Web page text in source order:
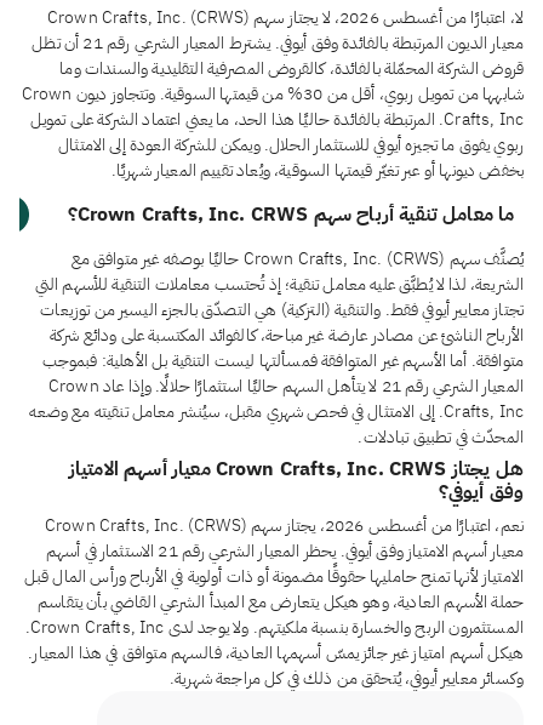
لا، اعتبارًا من أغسطس 2026، لا يجتاز سهم Crown Crafts, Inc. (CRWS)
معيار الديون المرتبطة بالفائدة وفق أيوفي. يشترط المعيار الشرعي رقم 21 أن تظل
قروض الشركة المحمّلة بالفائدة، كالقروض المصرفية التقليدية والسندات وما
شابهها من تمويل ربوي، أقل من 30% من قيمتها السوقية. وتتجاوز ديون Crown
Crafts, Inc. المرتبطة بالفائدة حاليًا هذا الحد، ما يعني اعتماد الشركة على تمويل
ربوي يفوق ما تجيزه أيوفي للاستثمار الحلال. ويمكن للشركة العودة إلى الامتثال
بخفض ديونها أو عبر تغيّر قيمتها السوقية، ويُعاد تقييم المعيار شهريًا.
ما معامل تنقية أرباح سهم Crown Crafts, Inc. CRWS؟
يُصنَّف سهم Crown Crafts, Inc. (CRWS) حاليًا بوصفه غير متوافق مع
الشريعة، لذا لا يُطبَّق عليه معامل تنقية؛ إذ تُحتسب معاملات التنقية للأسهم التي
تجتاز معايير أيوفي فقط. والتنقية (التزكية) هي التصدّق بالجزء اليسير من توزيعات
الأرباح الناشئ عن مصادر عارضة غير مباحة، كالفوائد المكتسبة على ودائع شركة
متوافقة. أما الأسهم غير المتوافقة فمسألتها ليست التنقية بل الأهلية: فبموجب
المعيار الشرعي رقم 21 لا يتأهل السهم حاليًا استثمارًا حلالًا. وإذا عاد Crown
Crafts, Inc. إلى الامتثال في فحص شهري مقبل، سيُنشر معامل تنقيته مع وضعه
المحدّث في تطبيق تبادلات.
هل يجتاز Crown Crafts, Inc. CRWS معيار أسهم الامتياز
وفق أيوفي؟
نعم، اعتبارًا من أغسطس 2026، يجتاز سهم Crown Crafts, Inc. (CRWS)
معيار أسهم الامتياز وفق أيوفي. يحظر المعيار الشرعي رقم 21 الاستثمار في أسهم
الامتياز لأنها تمنح حامليها حقوقًا مضمونة أو ذات أولوية في الأرباح ورأس المال قبل
حملة الأسهم العادية، وهو هيكل يتعارض مع المبدأ الشرعي القاضي بأن يتقاسم
المستثمرون الربح والخسارة بنسبة ملكيتهم. ولا يوجد لدى Crown Crafts, Inc.
هيكل أسهم امتياز غير جائز يمسّ أسهمها العادية، فالسهم متوافق في هذا المعيار.
وكسائر معايير أيوفي، يُتحقق من ذلك في كل مراجعة شهرية.